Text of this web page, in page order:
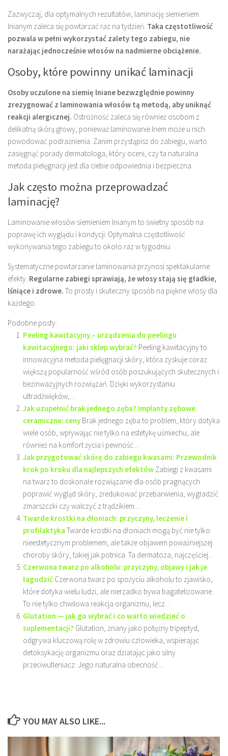
Zazwyczaj, dla optymalnych rezultatów, laminację siemieniem
lnianym zaleca się powtarzać raz na tydzień. Taka częstotliwość
pozwala w pełni wykorzystać zalety tego zabiegu, nie
narażając jednocześnie włosów na nadmierne obciążenie.
Osoby, które powinny unikać laminacji
Osoby uczulone na siemię lniane bezwzględnie powinny
zrezygnować z laminowania włosów tą metodą, aby uniknąć
reakcji alergicznej. Ostrożność zaleca się również osobom z
delikatną skórą głowy, ponieważ laminowanie lnem może u nich
powodować podrażnienia. Zanim przystąpisz do zabiegu, warto
zasięgnąć porady dermatologa, który oceni, czy ta naturalna
metoda pielęgnacji jest dla ciebie odpowiednia i bezpieczna.
Jak często można przeprowadzać
laminację?
Laminowanie włosów siemieniem lnianym to świetny sposób na
poprawę ich wyglądu i kondycji. Optymalna częstotliwość
wykonywania tego zabiegu to około raz w tygodniu.
Systematyczne powtarzanie laminowania przynosi spektakularne
efekty. Regularne zabiegi sprawiają, że włosy stają się gładkie,
lśniące i zdrowe. To prosty i skuteczny sposób na piękne włosy dla
każdego.
Podobne posty:
Peeling kawitacyjny – urządzenia do peelingu
kawitacyjnego: jaki sklep wybrać? Peeling kawitacyjny to
innowacyjna metoda pielęgnacji skóry, która zyskuje coraz
większą popularność wśród osób poszukujących skutecznych i
bezinwazyjnych rozwiązań. Dzięki wykorzystaniu
ultradźwięków,...
Jak uzupełnić brak jednego zęba? Implanty zębowe
ceramiczne: ceny Brak jednego zęba to problem, który dotyka
wiele osób, wpływając nie tylko na estetykę uśmiechu, ale
również na komfort życia i pewność...
Jak przygotować skórę do zabiegu kwasami: Przewodnik
krok po kroku dla najlepszych efektów Zabiegi z kwasami
na twarz to doskonałe rozwiązanie dla osób pragnących
poprawić wygląd skóry, zredukować przebarwienia, wygładzić
zmarszczki czy walczyć z trądzikiem....
Twarde krostki na dłoniach: przyczyny, leczenie i
profilaktyka Twarde krostki na dłoniach mogą być nie tylko
nieestetycznym problemem, ale także objawem poważniejszej
choroby skóry, takiej jak potnica. Ta dermatoza, najczęściej...
Czerwona twarz po alkoholu: przyczyny, objawy i jak je
łagodzić Czerwona twarz po spożyciu alkoholu to zjawisko,
które dotyka wielu ludzi, ale nierzadko bywa bagatelizowane.
To nie tylko chwilowa reakcja organizmu, lecz...
Glutation — jak go wybrać i co warto wiedzieć o
suplementacji? Glutation, znany jako potężny tripeptyd,
odgrywa kluczową rolę w zdrowiu człowieka, wspierając
detoksykację organizmu oraz działając jako silny
przeciwutleniacz. Jego naturalna obecność...
YOU MAY ALSO LIKE...